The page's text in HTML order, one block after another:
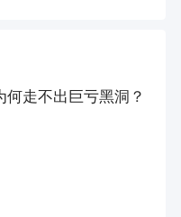
走不出巨亏黑洞？